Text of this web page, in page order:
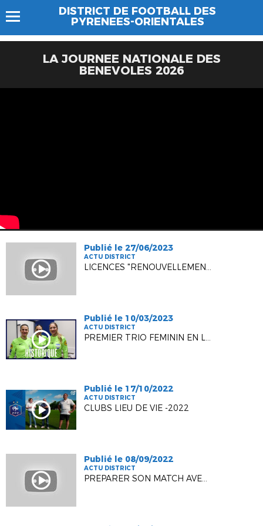
DISTRICT DE FOOTBALL DES
PYRENEES-ORIENTALES
LA JOURNEE NATIONALE DES
BENEVOLES 2026
Publié le 27/06/2023
ACTU DISTRICT
LICENCES "RENOUVELLEMENT" DEMATERIALISEES
Publié le 10/03/2023
ACTU DISTRICT
PREMIER TRIO FEMININ EN LIGUE 1
Publié le 17/10/2022
ACTU DISTRICT
CLUBS LIEU DE VIE -2022
Publié le 08/09/2022
ACTU DISTRICT
PREPARER SON MATCH AVEC UNE FMI